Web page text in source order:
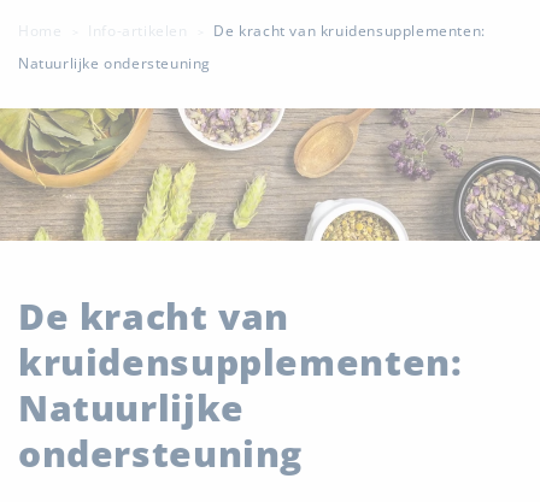
Home Info-artikelen
De kracht van kruidensupplementen:
Natuurlijke ondersteuning
De kracht van
kruidensupplementen:
Natuurlijke
ondersteuning